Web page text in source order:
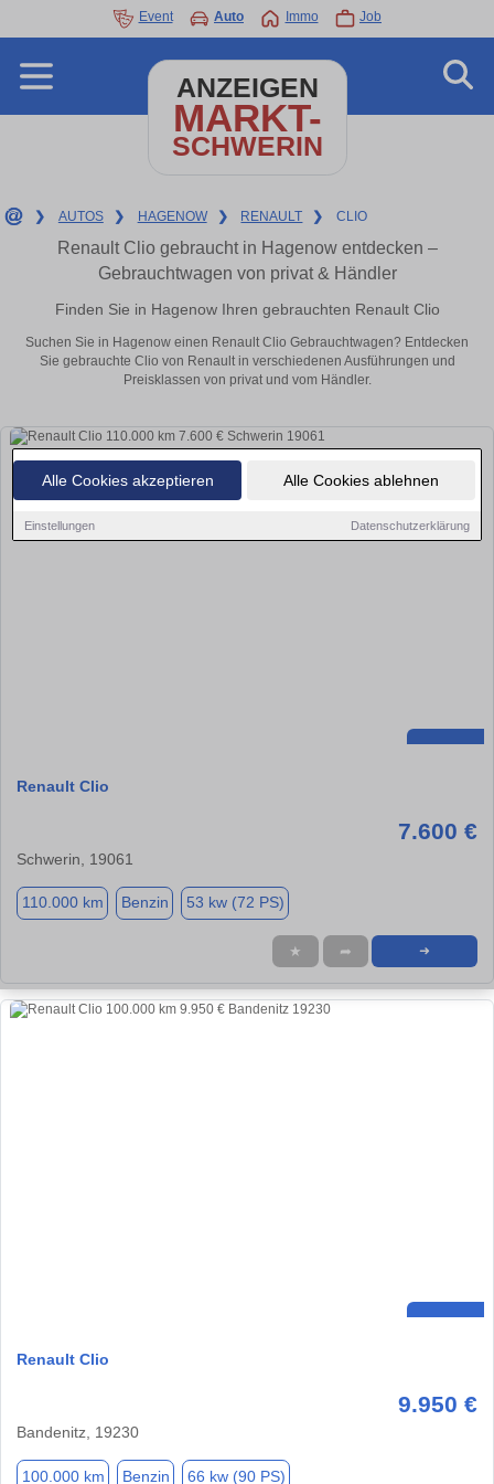
Alle Cookies akzeptieren Alle Cookies ablehnen
Einstellungen Datenschutzerklärung
Event Auto Immo Job
ANZEIGEN
MARKT-
SCHWERIN
❯ AUTOS ❯ HAGENOW ❯ RENAULT ❯ CLIO
Renault Clio gebraucht in Hagenow entdecken –
Gebrauchtwagen von privat & Händler
Finden Sie in Hagenow Ihren gebrauchten Renault Clio
Suchen Sie in Hagenow einen Renault Clio Gebrauchtwagen? Entdecken
Sie gebrauchte Clio von Renault in verschiedenen Ausführungen und
Preisklassen von privat und vom Händler.
Renault Clio
7.600 €
Schwerin, 19061
110.000 km Benzin 53 kw (72 PS)
★ ➦ ➜
Renault Clio
9.950 €
Bandenitz, 19230
100.000 km Benzin 66 kw (90 PS)